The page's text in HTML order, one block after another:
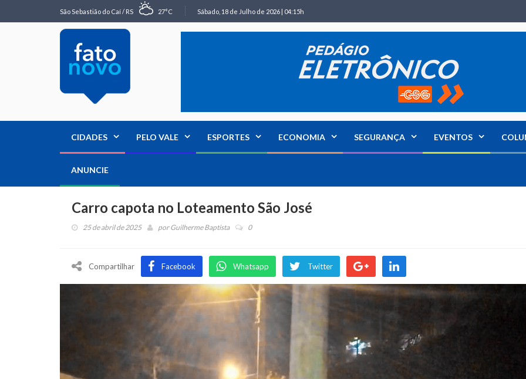
São Sebastião do Caí / RS 27°C Sábado, 18 de Julho de 2026 | 04:15h
CIDADES PELO VALE ESPORTES ECONOMIA SEGURANÇA EVENTOS
ANUNCIE
Carro capota no Loteamento São José
25 de abril de 2025 porGuilherme Baptista 0
Compartilhar Facebook Whatsapp Twitter